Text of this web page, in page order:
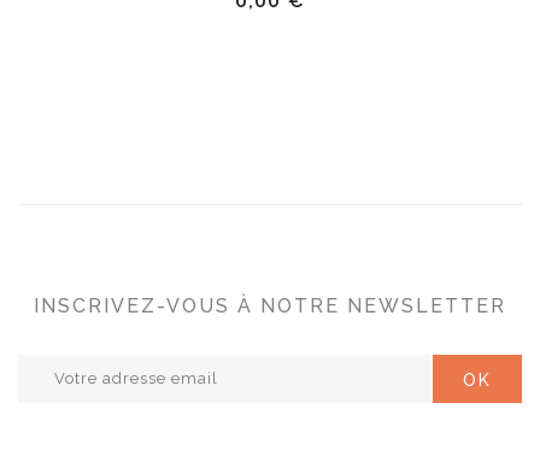
INSCRIVEZ-VOUS À NOTRE NEWSLETTER